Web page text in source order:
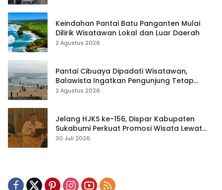
Keindahan Pantai Batu Panganten Mulai
Dilirik Wisatawan Lokal dan Luar Daerah
2 Agustus 2026
Pantai Cibuaya Dipadati Wisatawan,
Balawista Ingatkan Pengunjung Tetap
Waspada
2 Agustus 2026
Jelang HJKS ke-156, Dispar Kabupaten
Sukabumi Perkuat Promosi Wisata Lewat
Publikasi Digital
30 Juli 2026